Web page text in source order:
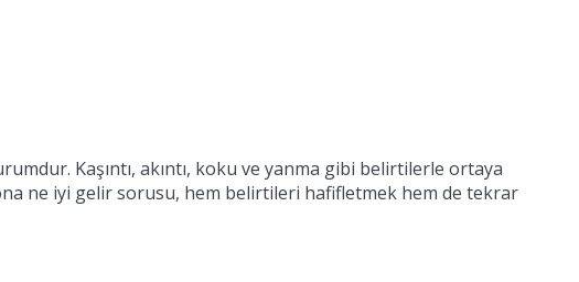
Kaşıntı, akıntı, koku ve yanma gibi belirtilerle ortaya
ne iyi gelir sorusu, hem belirtileri hafifletmek hem de tekrar